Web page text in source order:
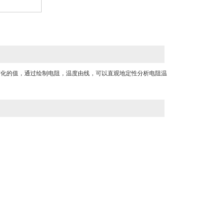
的值，通过绘制电阻，温度由线，可以直观地定性分析电阻温